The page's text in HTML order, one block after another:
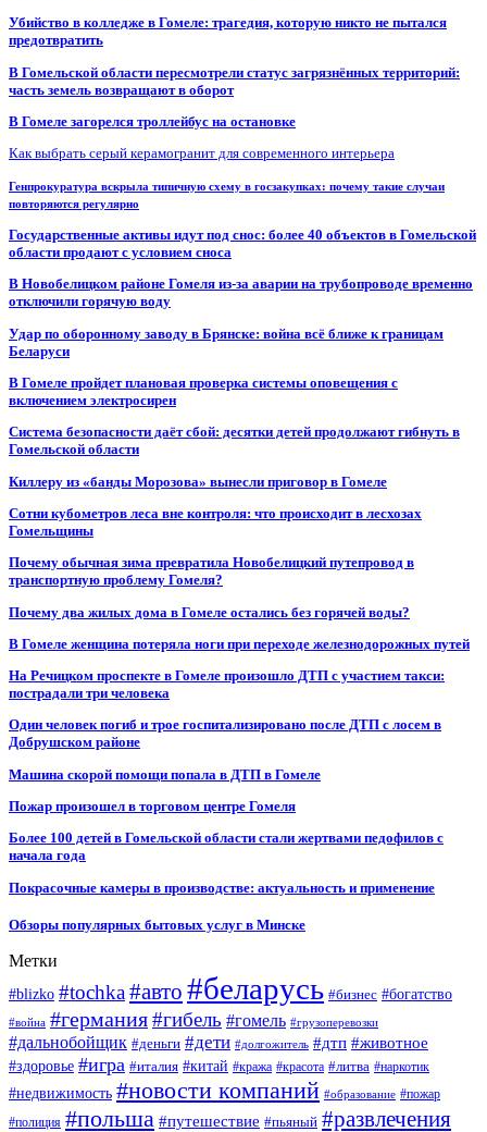
Убийство в колледже в Гомеле: трагедия, которую никто не пытался
предотвратить
В Гомельской области пересмотрели статус загрязнённых территорий:
часть земель возвращают в оборот
В Гомеле загорелся троллейбус на остановке
Как выбрать серый керамогранит для современного интерьера
Генпрокуратура вскрыла типичную схему в госзакупках: почему такие случаи
повторяются регулярно
Государственные активы идут под снос: более 40 объектов в Гомельской
области продают с условием сноса
В Новобелицком районе Гомеля из-за аварии на трубопроводе временно
отключили горячую воду
Удар по оборонному заводу в Брянске: война всё ближе к границам
Беларуси
В Гомеле пройдет плановая проверка системы оповещения с
включением электросирен
Система безопасности даёт сбой: десятки детей продолжают гибнуть в
Гомельской области
Киллеру из «банды Морозова» вынесли приговор в Гомеле
Сотни кубометров леса вне контроля: что происходит в лесхозах
Гомельщины
Почему обычная зима превратила Новобелицкий путепровод в
транспортную проблему Гомеля?
Почему два жилых дома в Гомеле остались без горячей воды?
В Гомеле женщина потеряла ноги при переходе железнодорожных путей
На Речицком проспекте в Гомеле произошло ДТП с участием такси:
пострадали три человека
Один человек погиб и трое госпитализировано после ДТП с лосем в
Добрушском районе
Машина скорой помощи попала в ДТП в Гомеле
Пожар произошел в торговом центре Гомеля
Более 100 детей в Гомельской области стали жертвами педофилов с
начала года
Покрасочные камеры в производстве: актуальность и применение
Обзоры популярных бытовых услуг в Минске
Метки
#blizko #tochka#авто #беларусь #бизнес #богатство
#война #германия#гибель #гомель #грузоперевозки
#дальнобойщик #деньги #дети #долгожитель #дтп #животное
#здоровье #игра #италия #китай #кража #красота #литва #наркотик
#недвижимость #новости компаний #образование #пожар
#полиция #польша #путешествие #пьяный #развлечения